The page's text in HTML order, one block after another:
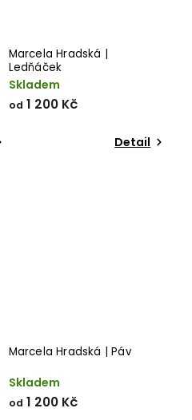
Marcela Hradská |
Ledňáček
Skladem
od 1 200 Kč
Detail
Marcela Hradská | Páv
Skladem
od 1 200 Kč